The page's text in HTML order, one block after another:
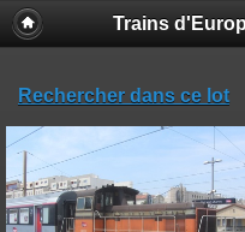
Trains
Rechercher dans ce lot